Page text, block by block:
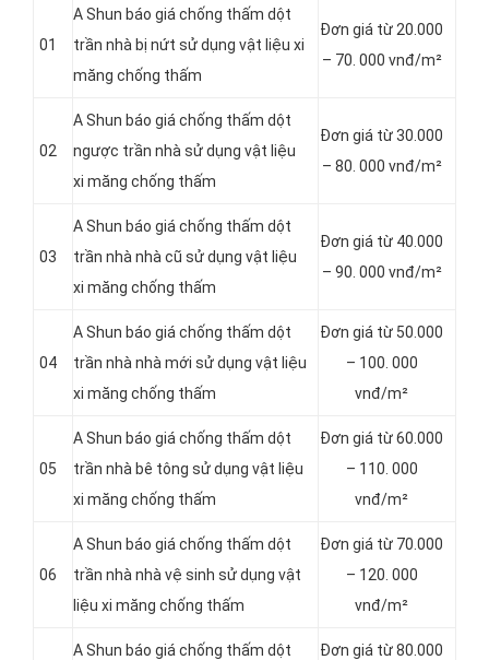
01
A Shun báo giá chống thấm dột
trần nhà bị nứt sử dụng vật liệu xi
măng chống thấm
Đơn giá từ 20.000
– 70. 000 vnđ/m²
02
A Shun báo giá chống thấm dột
ngược trần nhà sử dụng vật liệu
xi măng chống thấm
Đơn giá từ 30.000
– 80. 000 vnđ/m²
03
A Shun báo giá chống thấm dột
trần nhà nhà cũ sử dụng vật liệu
xi măng chống thấm
Đơn giá từ 40.000
– 90. 000 vnđ/m²
04
A Shun báo giá chống thấm dột
trần nhà nhà mới sử dụng vật liệu
xi măng chống thấm
Đơn giá từ 50.000
– 100. 000
vnđ/m²
05
A Shun báo giá chống thấm dột
trần nhà bê tông sử dụng vật liệu
xi măng chống thấm
Đơn giá từ 60.000
– 110. 000
vnđ/m²
06
A Shun báo giá chống thấm dột
trần nhà nhà vệ sinh sử dụng vật
liệu xi măng chống thấm
Đơn giá từ 70.000
– 120. 000
vnđ/m²
A Shun báo giá chống thấm dột
Đơn giá từ 80.000